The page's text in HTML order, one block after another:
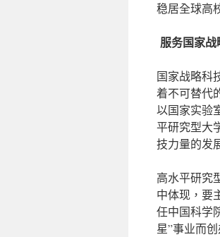
稳居全球高
服务国家
国家战略科
着不可替代
以国家实验
平研究型大
技力量的发
高水平研究
中体现，要
任中国科学
星”事业而